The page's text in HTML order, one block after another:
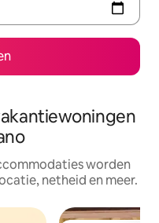
worden
netheid en meer.